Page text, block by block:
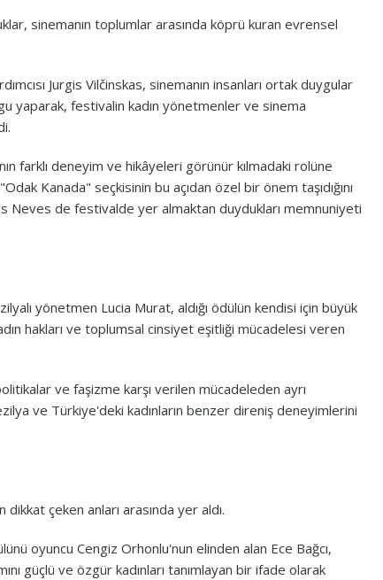
sinemanın toplumlar arasında köprü kuran evrensel
Jurgis Vilčinskas, sinemanın insanları ortak duygular
yaparak, festivalin kadın yönetmenler ve sinema
farklı deneyim ve hikâyeleri görünür kılmadaki rolüne
Kanada" seçkisinin bu açıdan özel bir önem taşıdığını
Neves de festivalde yer almaktan duydukları memnuniyeti
yönetmen Lucia Murat, aldığı ödülün kendisi için büyük
hakları ve toplumsal cinsiyet eşitliği mücadelesi veren
ve faşizme karşı verilen mücadeleden ayrı
ve Türkiye'deki kadınların benzer direniş deneyimlerini
çeken anları arasında yer aldı.
oyuncu Cengiz Orhonlu'nun elinden alan Ece Bağcı,
güçlü ve özgür kadınları tanımlayan bir ifade olarak